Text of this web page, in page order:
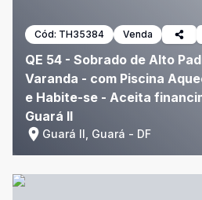
Cód: TH35384 Venda
QE 54 - Sobrado de Alto
Varanda - com Piscina
e Habite-se - Aceita
Guará II
Guará II, Guará - DF